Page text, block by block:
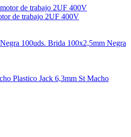
de trabajo 2UF 400V
Brida 100x2,5mm Negra
Jack 6,3mm St Macho